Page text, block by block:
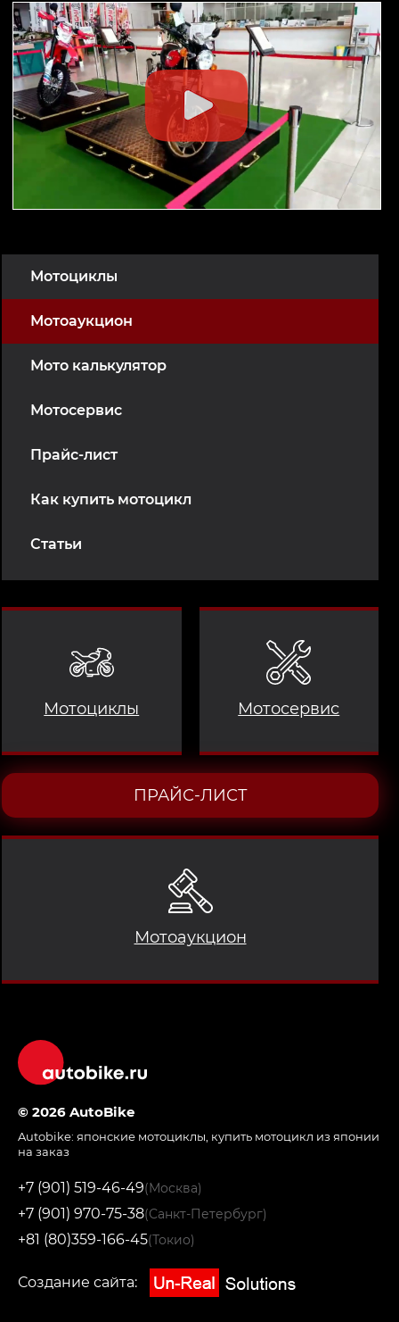
Мотоциклы
Мотоаукцион
Мото калькулятор
Мотосервис
Прайс-лист
Как купить мотоцикл
Статьи
Мотоциклы
Мотоаукцион
Мотосервис
ПРАЙС-ЛИСТ
© 2026 AutoBike
Autobike: японские мотоциклы купить мотоцикл из японии
на заказ
+7 (901) 519-46-49(Москва)
+7 (901) 970-75-38(Санкт-Петербург)
+81 (80)359-166-45(Токио)
Создание сайта: